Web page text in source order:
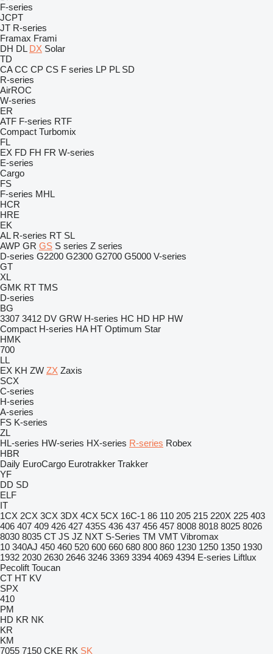
F-series
JCPT
JT R-series
Framax Frami
DH DL DX Solar
TD
CA CC CP CS F series LP PL SD
R-series
AirROC
W-series
ER
ATF F-series RTF
Compact Turbomix
FL
EX FD FH FR W-series
E-series
Cargo
FS
F-series MHL
HCR
HRE
EK
AL R-series RT SL
AWP GR GS S series Z series
D-series G2200 G2300 G2700 G5000 V-series
GT
XL
GMK RT TMS
D-series
BG
3307 3412 DV GRW H-series HC HD HP HW
Compact H-series HA HT Optimum Star
HMK
700
LL
EX KH ZW ZX Zaxis
SCX
C-series
H-series
A-series
FS K-series
ZL
HL-series HW-series HX-series R-series Robex
HBR
Daily EuroCargo Eurotrakker Trakker
YF
DD SD
ELF
IT
1CX 2CX 3CX 3DX 4CX 5CX 16C-1 86 110 205 215 220X 225 403
406 407 409 426 427 435S 436 437 456 457 8008 8018 8025 8026
8030 8035 CT JS JZ NXT S-Series TM VMT Vibromax
10 340AJ 450 460 520 600 660 680 800 860 1230 1250 1350 1930
1932 2030 2630 2646 3246 3369 3394 4069 4394 E-series Liftlux
Pecolift Toucan
CT HT KV
SPX
410
PM
HD KR NK
KR
KM
7055 7150 CKE RK SK